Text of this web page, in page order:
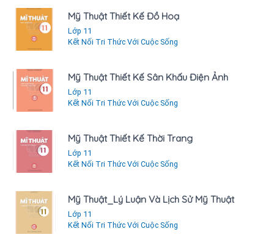
Mỹ Thuật Thiết Kế Đồ Hoạ
Lớp 11
Kết Nối Tri Thức Với Cuộc Sống
Mỹ Thuật Thiết Kế Sân Khấu Điện Ảnh
Lớp 11
Kết Nối Tri Thức Với Cuộc Sống
Mỹ Thuật Thiết Kế Thời Trang
Lớp 11
Kết Nối Tri Thức Với Cuộc Sống
Mỹ Thuật_Lý Luận Và Lịch Sử Mỹ Thuật
Lớp 11
Kết Nối Tri Thức Với Cuộc Sống